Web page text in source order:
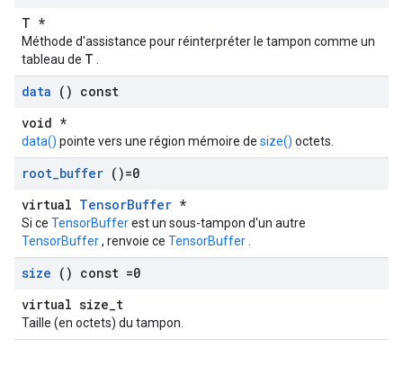
T *
Méthode d'assistance pour réinterpréter le tampon comme un
tableau de T
data () const
void *
data() pointe vers une région mémoire de size() octets.
root_buffer ()=0
virtual TensorBuffer *
Si ce TensorBufferest un sous-tampon d'un autre
TensorBuffer, renvoie ce TensorBuffer
size () const =0
virtual size_t
Taille (en octets) du tampon.